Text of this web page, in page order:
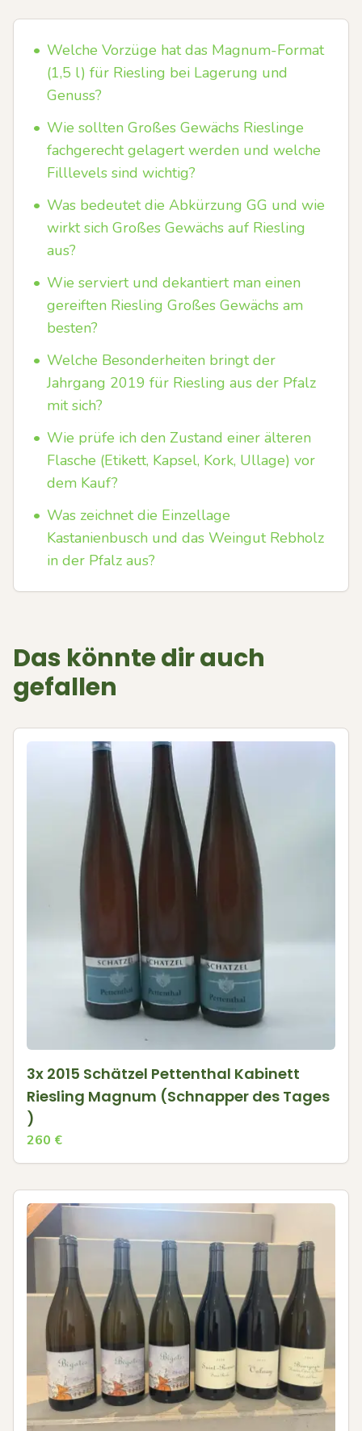
• Welche Vorzüge hat das Magnum-Format
(1,5 l) für Riesling bei Lagerung und
Genuss?
• Wie sollten Großes Gewächs Rieslinge
fachgerecht gelagert werden und welche
Filllevels sind wichtig?
• Was bedeutet die Abkürzung GG und wie
wirkt sich Großes Gewächs auf Riesling
aus?
• Wie serviert und dekantiert man einen
gereiften Riesling Großes Gewächs am
besten?
• Welche Besonderheiten bringt der
Jahrgang 2019 für Riesling aus der Pfalz
mit sich?
• Wie prüfe ich den Zustand einer älteren
Flasche (Etikett, Kapsel, Kork, Ullage) vor
dem Kauf?
• Was zeichnet die Einzellage
Kastanienbusch und das Weingut Rebholz
in der Pfalz aus?
Das könnte dir auch
gefallen
3x 2015 Schätzel Pettenthal Kabinett
Riesling Magnum (Schnapper des Tages
)
260 €